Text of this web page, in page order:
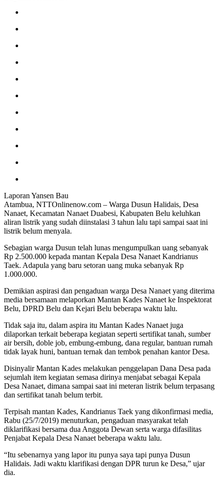
Laporan Yansen Bau
Atambua, NTTOnlinenow.com – Warga Dusun Halidais, Desa
Nanaet, Kecamatan Nanaet Duabesi, Kabupaten Belu keluhkan
aliran listrik yang sudah diinstalasi 3 tahun lalu tapi sampai saat ini
listrik belum menyala.
Sebagian warga Dusun telah lunas mengumpulkan uang sebanyak
Rp 2.500.000 kepada mantan Kepala Desa Nanaet Kandrianus
Taek. Adapula yang baru setoran uang muka sebanyak Rp
1.000.000.
Demikian aspirasi dan pengaduan warga Desa Nanaet yang diterima
media bersamaan melaporkan Mantan Kades Nanaet ke Inspektorat
Belu, DPRD Belu dan Kejari Belu beberapa waktu lalu.
Tidak saja itu, dalam aspira itu Mantan Kades Nanaet juga
dilaporkan terkait beberapa kegiatan seperti sertifikat tanah, sumber
air bersih, doble job, embung-embung, dana regular, bantuan rumah
tidak layak huni, bantuan ternak dan tembok penahan kantor Desa.
Disinyalir Mantan Kades melakukan penggelapan Dana Desa pada
sejumlah item kegiatan semasa dirinya menjabat sebagai Kepala
Desa Nanaet, dimana sampai saat ini meteran listrik belum terpasang
dan sertifikat tanah belum terbit.
Terpisah mantan Kades, Kandrianus Taek yang dikonfirmasi media,
Rabu (25/7/2019) menuturkan, pengaduan masyarakat telah
diklarifikasi bersama dua Anggota Dewan serta warga difasilitas
Penjabat Kepala Desa Nanaet beberapa waktu lalu.
“Itu sebenarnya yang lapor itu punya saya tapi punya Dusun
Halidais. Jadi waktu klarifikasi dengan DPR turun ke Desa,” ujar
dia.